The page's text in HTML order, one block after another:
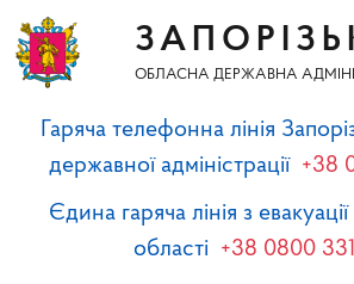
ОБЛАСНА ДЕРЖАВНА
Гаряча телефонна лінія
державної адміністрації +38
Єдина гаряча лінія з
області +38 0800